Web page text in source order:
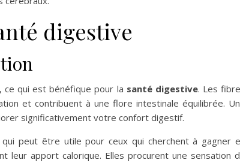
digestive
, ce qui est bénéfique pour la santé digestive. Les
et contribuent à une flore intestinale équilibrée.
significativement votre confort digestif.
peut être utile pour ceux qui cherchent à gagner
leur apport calorique. Elles procurent une sensation